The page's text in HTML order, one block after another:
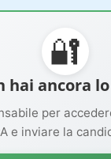
🔐
hai ancora lo
per
e inviare la